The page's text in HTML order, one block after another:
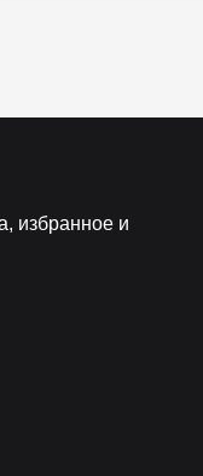
избранное и